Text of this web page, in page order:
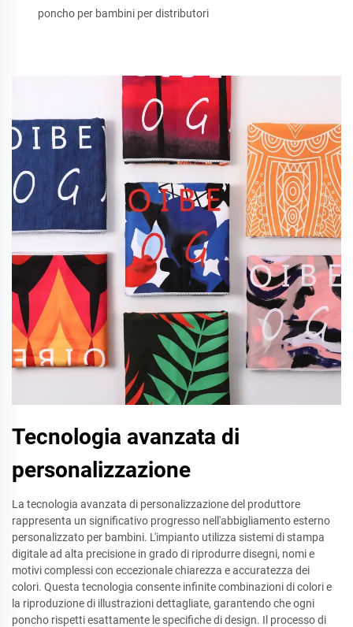
poncho per bambini per distributori
Tecnologia avanzata di
personalizzazione
La tecnologia avanzata di personalizzazione del produttore
rappresenta un significativo progresso nell'abbigliamento esterno
personalizzato per bambini. L'impianto utilizza sistemi di stampa
digitale ad alta precisione in grado di riprodurre disegni, nomi e
motivi complessi con eccezionale chiarezza e accuratezza dei
colori. Questa tecnologia consente infinite combinazioni di colori e
la riproduzione di illustrazioni dettagliate, garantendo che ogni
poncho rispetti esattamente le specifiche di design. Il processo di